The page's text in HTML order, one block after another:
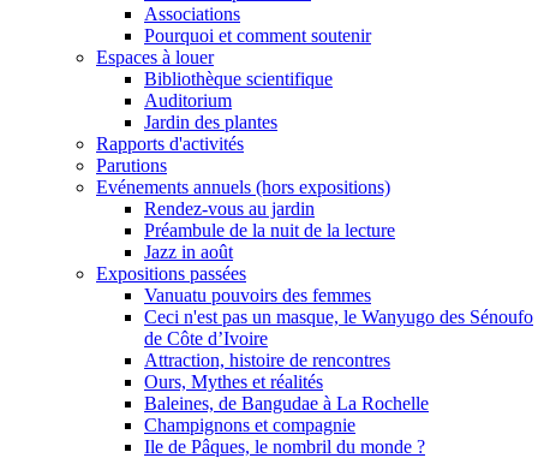
Associations
Pourquoi et comment soutenir
Espaces à louer
Bibliothèque scientifique
Auditorium
Jardin des plantes
Rapports d'activités
Parutions
Evénements annuels (hors expositions)
Rendez-vous au jardin
Préambule de la nuit de la lecture
Jazz in août
Expositions passées
Vanuatu pouvoirs des femmes
Ceci n'est pas un masque, le Wanyugo des Sénoufo
de Côte d’Ivoire
Attraction, histoire de rencontres
Ours, Mythes et réalités
Baleines, de Bangudae à La Rochelle
Champignons et compagnie
Ile de Pâques, le nombril du monde ?